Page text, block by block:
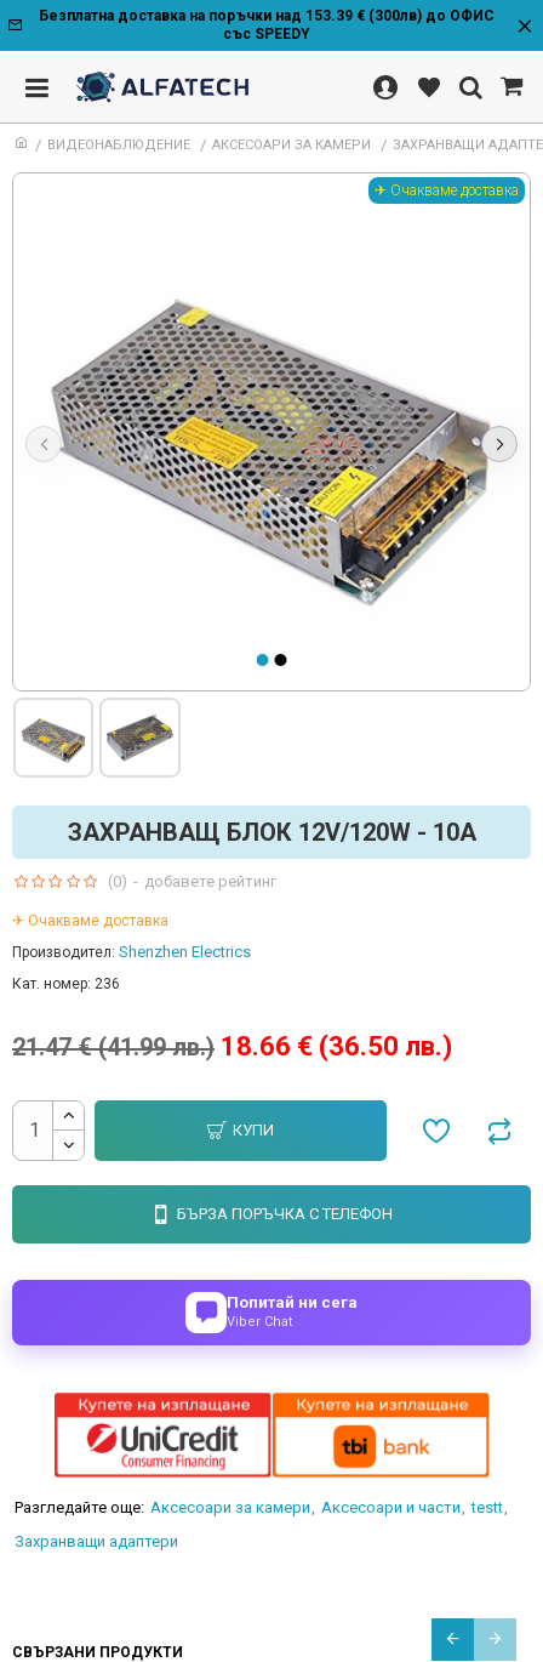
Безплатна доставка на поръчки над 153.39 € (300лв) до ОФИС
със SPEEDY
ВИДЕОНАБЛЮДЕНИЕ АКСЕСОАРИ ЗА КАМЕРИ ЗАХРАНВАЩИ
✈ Очакваме доставка
ЗАХРАНВАЩ БЛОК 12V/120W - 10A
✈ Очакваме доставка
Производител: Shenzhen Electrics
Кат. номер: 236
(0) - добавете рейтинг
18.66 € (36.50 лв.)
21.47 € (41.99 лв.)
КУПИ
БЪРЗА ПОРЪЧКА С ТЕЛЕФОН
Попитай ни сега
Viber Chat
Разгледайте още: Аксесоари за камери Аксесоари и части
testt
Захранващи адаптери
СВЪРЗАНИ ПРОДУКТИ